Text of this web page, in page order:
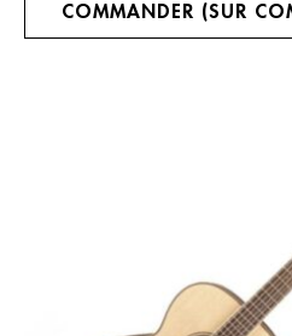
COMMANDER (SUR